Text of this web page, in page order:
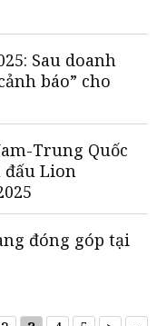
Sau doanh
báo” cho
Trung Quốc
đấu Lion
đóng góp tại